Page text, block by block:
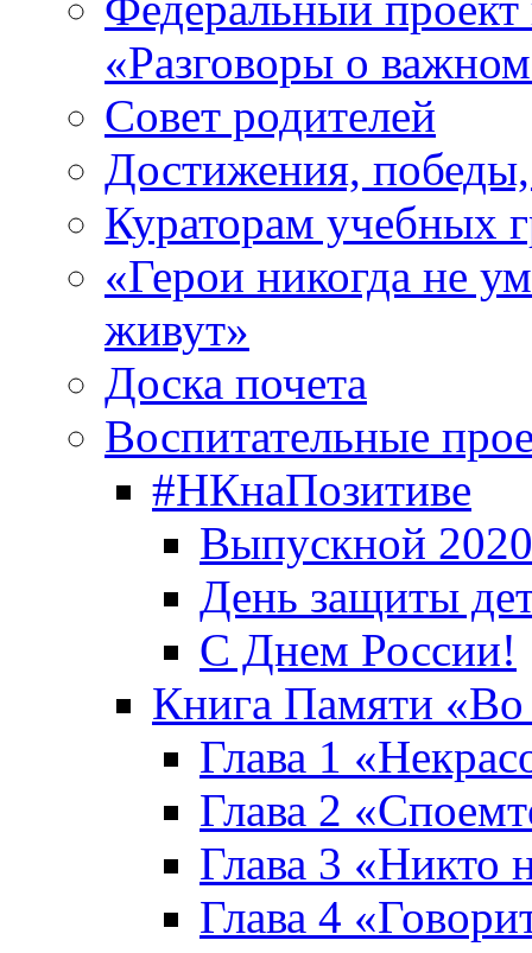
«Разговоры о
Совет родителей
Достижения,
Кураторам учебных
«Герои никогда не
живут»
Доска почета
Воспитательные
#НКнаПозитиве
Выпускной
День защиты
С Днем России!
Книга Памяти
Глава 1
Глава 2
Глава 3 «Никто
Глава 4